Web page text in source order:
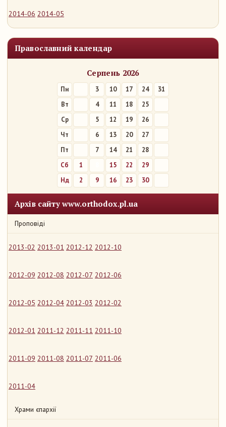
2014-06 2014-05
Православний календар
Серпень 2026
Пн 3 10 17 24
31
Вт
4 11 18
25
Ср
5 12 19
26
Чт
6 13 20
27
Пт
7 14 21
28
Сб
1 15 22
29
Нд
2 9 16 23 30
Архів сайту www.orthodox.pl.ua
Проповіді
2013-02 2013-01 2012-12 2012-10
2012-09 2012-08 2012-07 2012-06
2012-05 2012-04 2012-03 2012-02
2012-01 2011-12 2011-11 2011-10
2011-09 2011-08 2011-07 2011-06
2011-04
Храми єпархії